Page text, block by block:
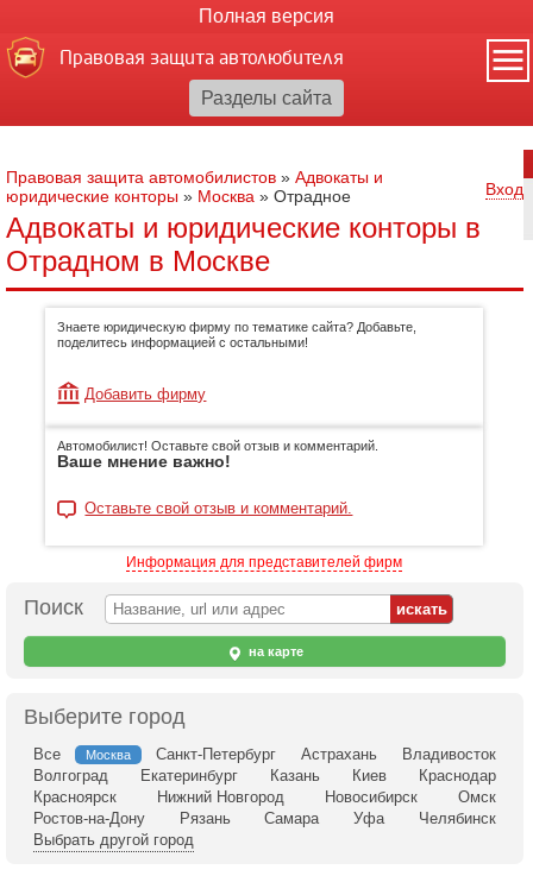
Полная версия
Правовая защита автолюбителя
Правовая защита автомобилистов » Адвокаты и
юридические конторы » Москва » Отрадное Вход
Адвокаты и юридические конторы в
Отрадном в Москве
Знаете юридическую фирму по тематике сайта? Добавьте,
поделитесь информацией с остальными!
Добавить фирму
Автомобилист! Оставьте свой отзыв и комментарий.
Ваше мнение важно!
Оставьте свой отзыв и комментарий.
Информация для представителей фирм
Поиск
на карте
Выберите город
Все Москва Санкт-Петербург Астрахань
Владивосток
Волгоград
Екатеринбург Казань Киев
Краснодар
Красноярск
Нижний Новгород Новосибирск
Омск
Ростов-на-Дону
Рязань Самара Уфа
Челябинск
Выбрать другой город